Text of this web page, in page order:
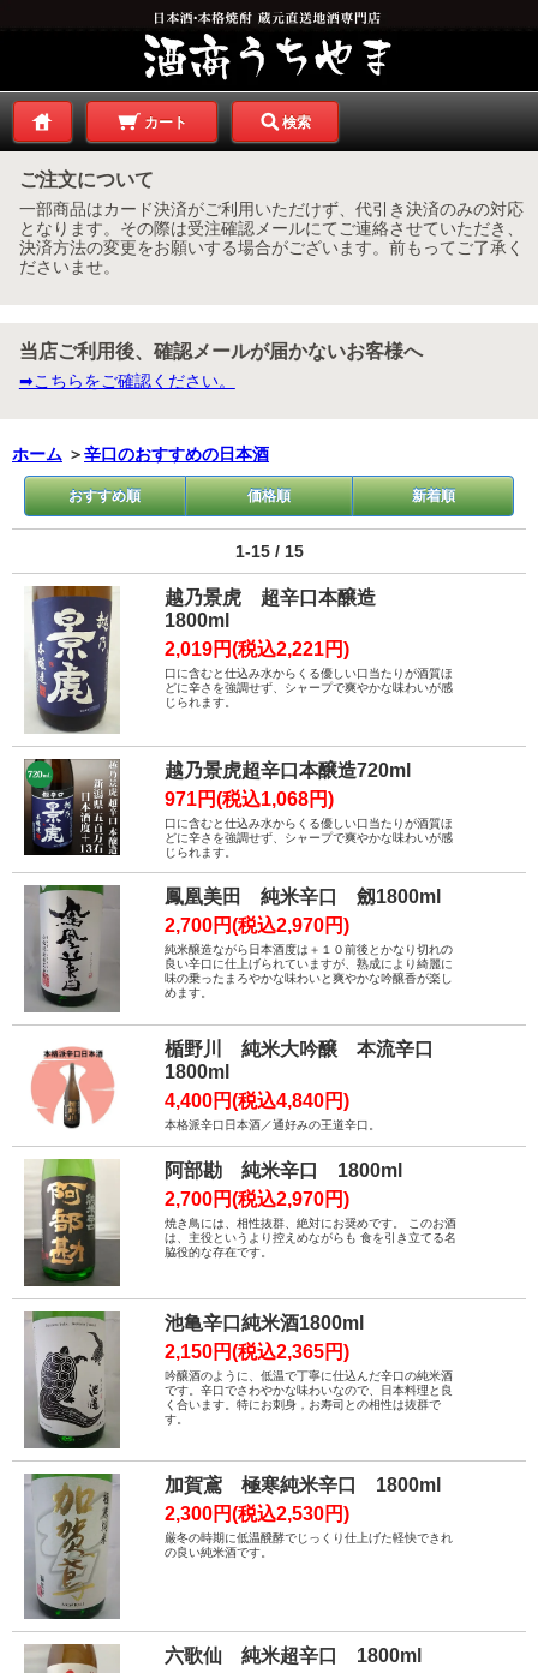
カート 検索
ご注文について
一部商品はカード決済がご利用いただけず、代引き決済のみの対応
となります。その際は受注確認メールにてご連絡させていただき、
決済方法の変更をお願いする場合がございます。前もってご了承く
ださいませ。
当店ご利用後、確認メールが届かないお客様へ
➡こちらをご確認ください。
ホーム ＞辛口のおすすめの日本酒
おすすめ順 価格順 新着順
1-15 / 15
越乃景虎 超辛口本醸造
1800ml
2,019円(税込2,221円)
口に含むと仕込み水からくる優しい口当たりが酒質ほ
どに辛さを強調せず、シャープで爽やかな味わいが感
じられます。
越乃景虎超辛口本醸造720ml
971円(税込1,068円)
口に含むと仕込み水からくる優しい口当たりが酒質ほ
どに辛さを強調せず、シャープで爽やかな味わいが感
じられます。
鳳凰美田 純米辛口 劔1800ml
2,700円(税込2,970円)
純米醸造ながら日本酒度は＋１０前後とかなり切れの
良い辛口に仕上げられていますが、熟成により綺麗に
味の乗ったまろやかな味わいと爽やかな吟醸香が楽し
めます。
楯野川 純米大吟醸 本流辛口
1800ml
4,400円(税込4,840円)
本格派辛口日本酒／通好みの王道辛口。
阿部勘 純米辛口 1800ml
2,700円(税込2,970円)
焼き鳥には、相性抜群、絶対にお奨めです。 このお酒
は、主役というより控えめながらも 食を引き立てる名
脇役的な存在です。
池亀辛口純米酒1800ml
2,150円(税込2,365円)
吟醸酒のように、低温で丁寧に仕込んだ辛口の純米酒
です。辛口でさわやかな味わいなので、日本料理と良
く合います。特にお刺身，お寿司との相性は抜群で
す。
加賀鳶 極寒純米辛口 1800ml
2,300円(税込2,530円)
厳冬の時期に低温醗酵でじっくり仕上げた軽快できれ
の良い純米酒です。
六歌仙 純米超辛口 1800ml